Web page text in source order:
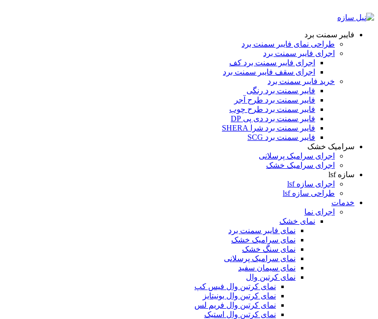
فایبر سمنت برد
طراحی نمای فایبر سمنت برد
اجرای فایبر سمنت برد
اجرای فایبر سمنت برد کف
اجرای سقف فایبر سمنت برد
خرید فایبر سمنت برد
فایبر سمنت برد رنگی
فایبر سمنت برد طرح آجر
فایبر سمنت برد طرح چوب
فایبر سمنت برد دی پی DP
فایبر سمنت برد شرا SHERA
فایبر سمنت برد SCG
سرامیک خشک
اجرای سرامیک پرسلانی
اجرای سرامیک خشک
سازه lsf
اجرای سازه lsf
طراحی سازه lsf
خدمات
اجرای نما
نمای خشک
نمای فایبر سمنت برد
نمای سرامیک خشک
نمای سنگ خشک
نمای سرامیک پرسلانی
نمای سیمان سفید
نمای کرتین وال
نمای کرتین وال فیس کپ
نمای کرتین وال یونیتایز
نمای کرتین وال فریم لس
نمای کرتین وال استیک